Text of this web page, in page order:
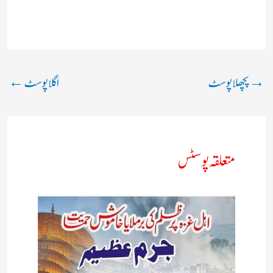
→پچھلا پوسٹ اگلا پوسٹ←
متعلقہ پوسٹس